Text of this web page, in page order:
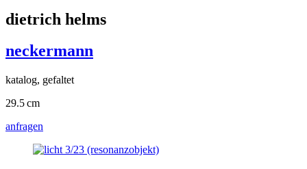
dietrich helms
neckermann
katalog, gefaltet
29.5 cm
anfragen